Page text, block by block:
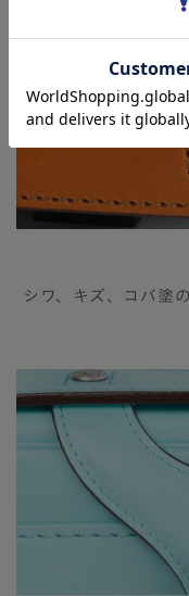
シワ、キズ、コバ塗